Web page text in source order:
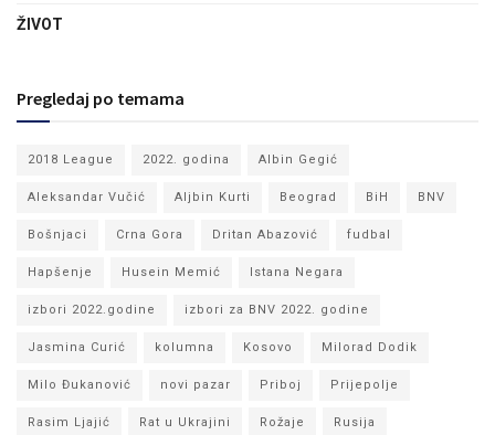
ŽIVOT
Pregledaj po temama
2018 League 2022. godina Albin Gegić
Aleksandar Vučić Aljbin Kurti Beograd BiH BNV
Bošnjaci Crna Gora Dritan Abazović fudbal
Hapšenje Husein Memić Istana Negara
izbori 2022.godine izbori za BNV 2022. godine
Jasmina Curić kolumna Kosovo Milorad Dodik
Milo Đukanović novi pazar Priboj Prijepolje
Rasim Ljajić Rat u Ukrajini Rožaje Rusija